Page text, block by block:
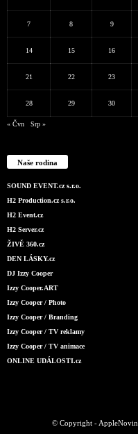
7 8 9
14 15 16
21 22 23
28 29 30
« Čvn Srp »
Naše rodina
SOUND EVENT.cz s.r.o.
H2 Production.cz s.r.o.
H2 Event.cz
H2 Server.cz
ŽIVĚ 360.cz
DEN LÁSKY.cz
DJ Izzy Cooper
Izzy Cooper.ART
Izzy Cooper / Photo
Izzy Cooper / Branding
Izzy Cooper / TV reklamy
Izzy Cooper / TV animace
ONLINE UDÁLOSTI.cz
© Copyright -